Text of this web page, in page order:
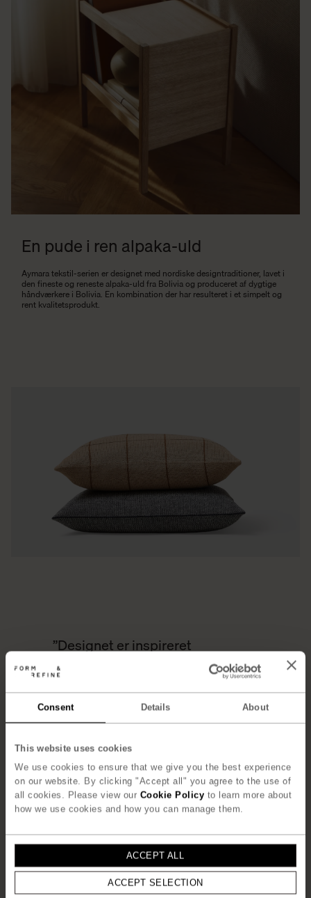
Consent Details About
This website uses cookies
We use cookies to ensure that we give you the best experience
on our website. By clicking "Accept all" you agree to the use of
all cookies. Please view our Cookie Policy to learn more about
how we use cookies and how you can manage them.
ACCEPT ALL
ACCEPT SELECTION
En pude i ren alpaka-uld
Aymaratekstil-serien er designet med nordiske designtraditioner, lavet i
den fineste og renestealpaka-uld fra Bolivia og produceret af dygtige
håndværkere i Bolivia. En kombination der har resulteret i et simpelt og
rent kvalitetsprodukt.
”Designet er inspireret
af til Bolivia. Det var
et interessant møde med en rig
og farverig kultur, der har en lang
tradition og ekspertise inden
foralpaka-uld. Indtrykkene og
respekten for håndværket
kombineret medvoresnordiske
design-baggrund har resulteret i
en tekstil-serie i bløde farver
med et grafisk udtryk”
– Helle Herman, Herman Studio
UDFORSK DESIGNEREN